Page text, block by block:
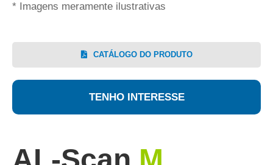
* Imagens meramente ilustrativas
CATÁLOGO DO PRODUTO
TENHO INTERESSE